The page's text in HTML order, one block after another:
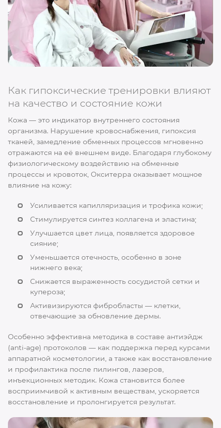
Как гипоксические тренировки влияют
на качество и состояние кожи
Кожа — это индикатор внутреннего состояния
организма. Нарушение кровоснабжения, гипоксия
тканей, замедление обменных процессов мгновенно
отражаются на её внешнем виде. Благодаря глубокому
физиологическому воздействию на обменные
процессы и кровоток, Окситерра оказывает мощное
влияние на кожу:
Усиливается капилляризация и трофика кожи;
Стимулируется синтез коллагена и эластина;
Улучшается цвет лица, появляется здоровое
сияние;
Уменьшается отечность, особенно в зоне
нижнего века;
Снижается выраженность сосудистой сетки и
купероза;
Активизируются фибробласты — клетки,
отвечающие за обновление дермы.
Особенно эффективна методика в составе антиэйдж
(anti-age) протоколов — как поддержка перед курсами
аппаратной косметологии, а также как восстановление
и профилактика после пилингов, лазеров,
инъекционных методик. Кожа становится более
восприимчивой к активным веществам, ускоряется
восстановление и пролонгируется результат.